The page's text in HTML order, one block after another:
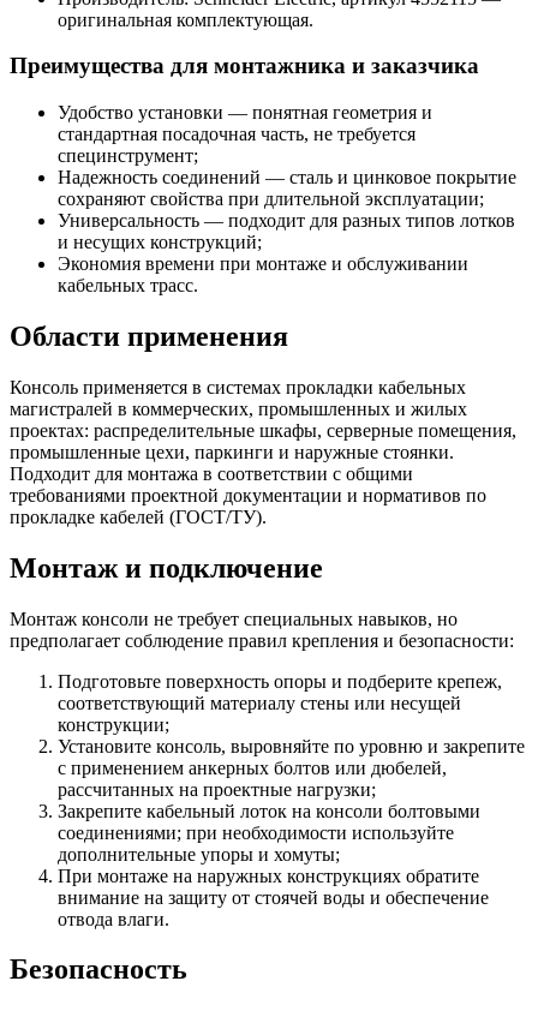
оригинальная комплектующая.
Преимущества для монтажника и заказчика
Удобство установки — понятная геометрия и
стандартная посадочная часть, не требуется
специнструмент;
Надежность соединений — сталь и цинковое покрытие
сохраняют свойства при длительной эксплуатации;
Универсальность — подходит для разных типов лотков
и несущих конструкций;
Экономия времени при монтаже и обслуживании
кабельных трасс.
Области применения
Консоль применяется в системах прокладки кабельных
магистралей в коммерческих, промышленных и жилых
проектах: распределительные шкафы, серверные помещения,
промышленные цехи, паркинги и наружные стоянки.
Подходит для монтажа в соответствии с общими
требованиями проектной документации и нормативов по
прокладке кабелей (ГОСТ/ТУ).
Монтаж и подключение
Монтаж консоли не требует специальных навыков, но
предполагает соблюдение правил крепления и безопасности:
Подготовьте поверхность опоры и подберите крепеж,
соответствующий материалу стены или несущей
конструкции;
Установите консоль, выровняйте по уровню и закрепите
с применением анкерных болтов или дюбелей,
рассчитанных на проектные нагрузки;
Закрепите кабельный лоток на консоли болтовыми
соединениями; при необходимости используйте
дополнительные упоры и хомуты;
При монтаже на наружных конструкциях обратите
внимание на защиту от стоячей воды и обеспечение
отвода влаги.
Безопасность